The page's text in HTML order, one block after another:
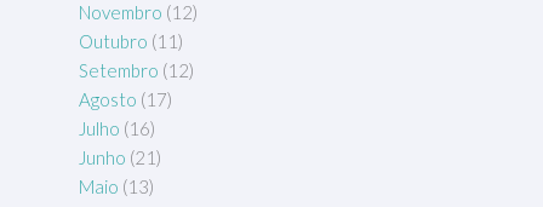
Novembro (12)
Outubro (11)
Setembro (12)
Agosto (17)
Julho (16)
Junho (21)
Maio (13)